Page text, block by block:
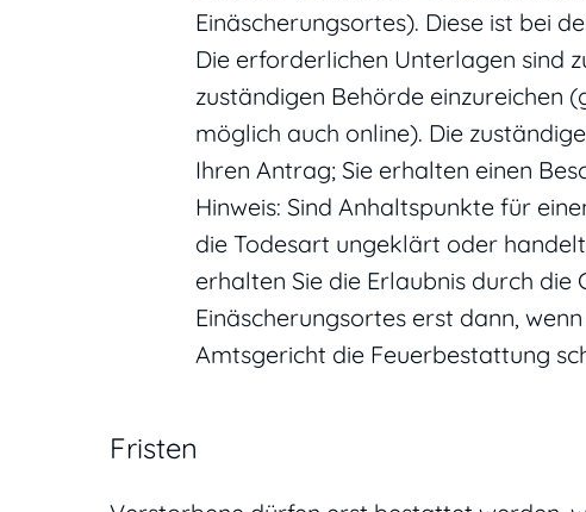
Einäscherungsortes). Diese ist bei
Die erforderlichen Unterlagen sind
zuständigen Behörde einzureichen
möglich auch online). Die
Ihren Antrag; Sie erhalten einen
Hinweis: Sind Anhaltspunkte für
die Todesart ungeklärt oder
erhalten Sie die Erlaubnis durch
Einäscherungsortes erst dann,
Amtsgericht die Feuerbestattung
Fristen